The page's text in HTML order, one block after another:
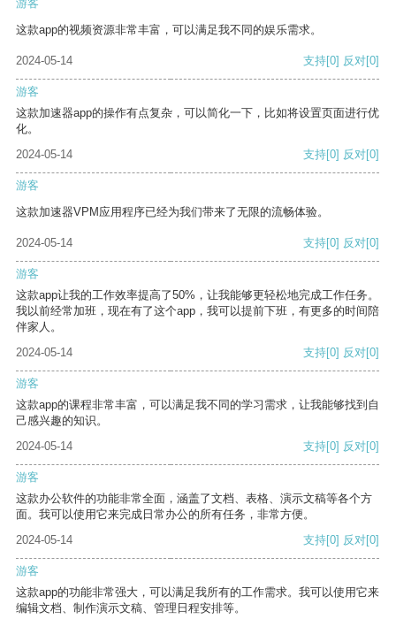
游客
这款app的视频资源非常丰富，可以满足我不同的娱乐需求。
2024-05-14 支持[0] 反对[0]
游客
这款加速器app的操作有点复杂，可以简化一下，比如将设置页面进行优
化。
2024-05-14
支持[0] 反对[0]
游客
这款加速器VPM应用程序已经为我们带来了无限的流畅体验。
2024-05-14 支持[0] 反对[0]
游客
这款app让我的工作效率提高了50%，让我能够更轻松地完成工作任务。
我以前经常加班，现在有了这个app，我可以提前下班，有更多的时间陪
伴家人。
2024-05-14
支持[0] 反对[0]
游客
这款app的课程非常丰富，可以满足我不同的学习需求，让我能够找到自
己感兴趣的知识。
2024-05-14
支持[0] 反对[0]
游客
这款办公软件的功能非常全面，涵盖了文档、表格、演示文稿等各个方
面。我可以使用它来完成日常办公的所有任务，非常方便。
2024-05-14
支持[0] 反对[0]
游客
这款app的功能非常强大，可以满足我所有的工作需求。我可以使用它来
编辑文档、制作演示文稿、管理日程安排等。